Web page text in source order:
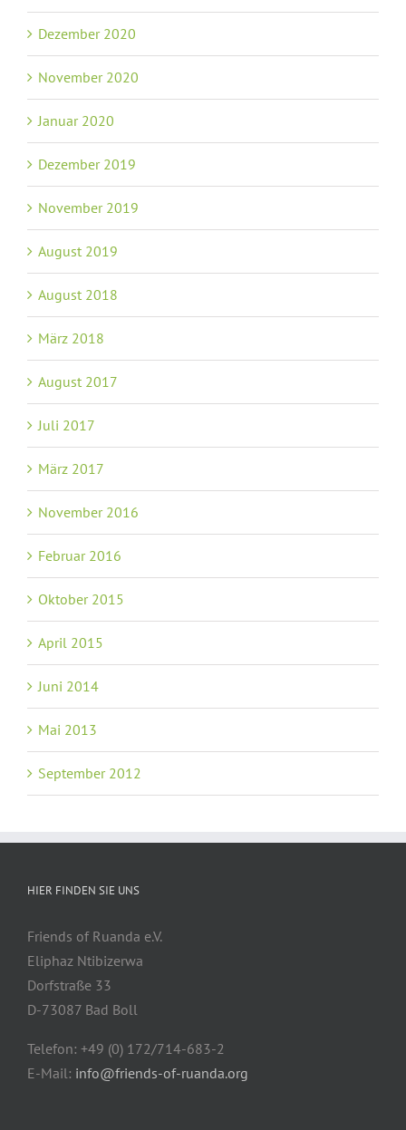
Dezember 2020
November 2020
Januar 2020
Dezember 2019
November 2019
August 2019
August 2018
März 2018
August 2017
Juli 2017
März 2017
November 2016
Februar 2016
Oktober 2015
April 2015
Juni 2014
Mai 2013
September 2012
HIER FINDEN SIE UNS
Friends of Ruanda e.V.
Eliphaz Ntibizerwa
Dorfstraße 33
D-73087 Bad Boll
Telefon: +49 (0) 172/714-683-2
E-Mail: info@friends-of-ruanda.org